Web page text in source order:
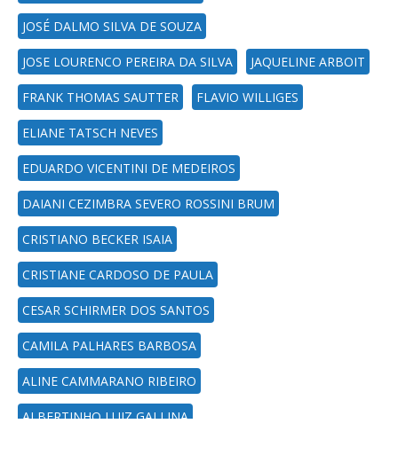
JOSÉ DALMO SILVA DE SOUZA
JOSE LOURENCO PEREIRA DA SILVA JAQUELINE ARBOIT
FRANK THOMAS SAUTTER FLAVIO WILLIGES
ELIANE TATSCH NEVES
EDUARDO VICENTINI DE MEDEIROS
DAIANI CEZIMBRA SEVERO ROSSINI BRUM
CRISTIANO BECKER ISAIA
CRISTIANE CARDOSO DE PAULA
CESAR SCHIRMER DOS SANTOS
CAMILA PALHARES BARBOSA
ALINE CAMMARANO RIBEIRO
ALBERTINHO LUIZ GALLINA